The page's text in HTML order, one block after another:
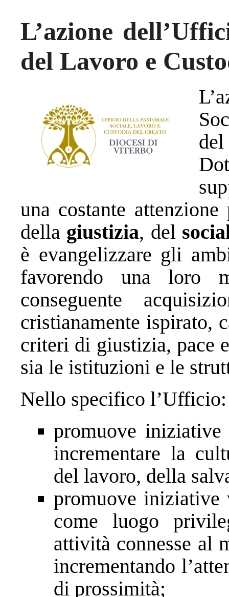
L’azione
del Lavoro e
una costante
della giustizia, del
è evangelizzare gli
favorendo una loro
conseguente
cristianamente ispirato,
criteri di giustizia, pace
sia le istituzioni e le
Nello specifico l’Ufficio:
promuove
incrementare la
del lavoro, della
promuove
come luogo
attività connesse al
incrementando
di prossimità;